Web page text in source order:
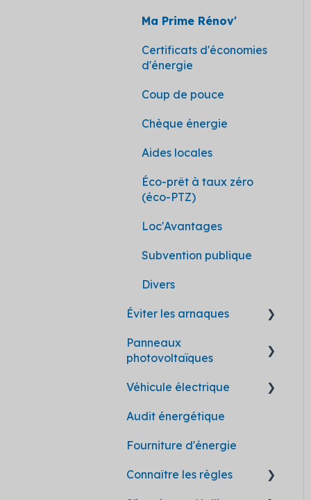
Isolation des murs
Isolation des combles
Chaudière à bois
Chaudière à gaz
Pompe à chaleur (PAC)
Rénovation globale
Rénov'
Réseaux de chaleur
Ma Prime Rénov'
Certificats d'économies
d'énergie
Coup de pouce
Chèque énergie
Aides locales
Éco-prêt à taux zéro
(éco-PTZ)
Loc'Avantages
Subvention publique
Divers
Éviter les arnaques
Les bonnes pratiques
arnaques
Fiches de réception des
Panneaux
photovoltaïques
Prime à
panneaux
Installation des
Véhicule électrique
Voitures électriques
électrique
Audit énergétique
Fourniture d'énergie
Connaître les règles